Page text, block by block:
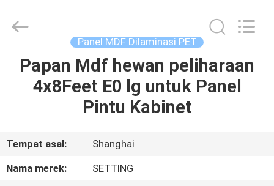
RUMAH
TENTANG
KAMI
Decorating
material
Reserved.
Panel MDF Dilaminasi PET
Papan Mdf hewan peliharaan
4x8Feet E0 lg untuk Panel
Pintu Kabinet
Tempat asal:
Shanghai
Nama merek:
SETTING